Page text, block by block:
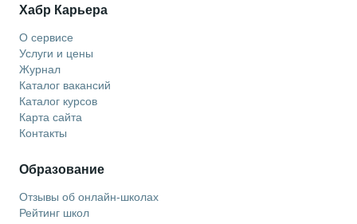
Хабр Карьера
О сервисе
Услуги и цены
Журнал
Каталог вакансий
Каталог курсов
Карта сайта
Контакты
Образование
Отзывы об онлайн-школах
Рейтинг школ